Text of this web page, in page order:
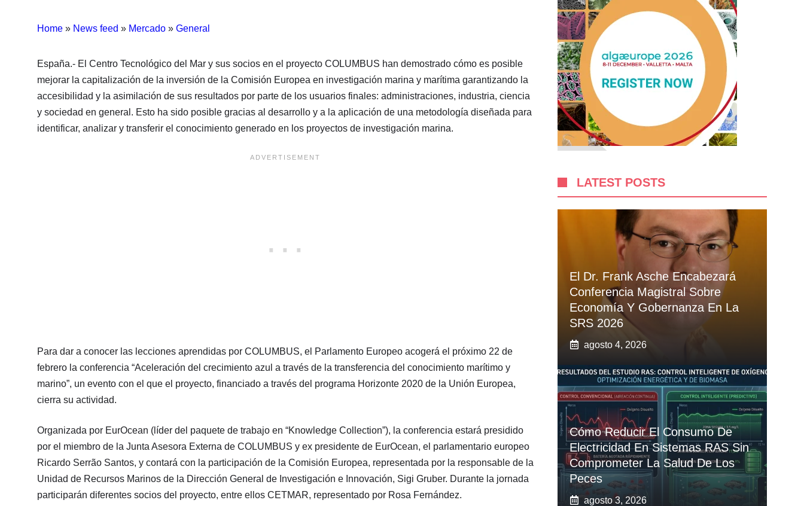
Home » News feed » Mercado » General
España.- El Centro Tecnológico del Mar y sus socios en el proyecto COLUMBUS han demostrado cómo es posible
mejorar la capitalización de la inversión de la Comisión Europea en investigación marina y marítima garantizando la
accesibilidad y la asimilación de sus resultados por parte de los usuarios finales: administraciones, industria, ciencia
y sociedad en general. Esto ha sido posible gracias al desarrollo y a la aplicación de una metodología diseñada para
identificar, analizar y transferir el conocimiento generado en los proyectos de investigación marina.
Para dar a conocer las lecciones aprendidas por COLUMBUS, el Parlamento Europeo acogerá el próximo 22 de
febrero la conferencia “Aceleración del crecimiento azul a través de la transferencia del conocimiento marítimo y
marino”, un evento con el que el proyecto, financiado a través del programa Horizonte 2020 de la Unión Europea,
cierra su actividad.
Organizada por EurOcean (líder del paquete de trabajo en “Knowledge Collection”), la conferencia estará presidido
por el miembro de la Junta Asesora Externa de COLUMBUS y ex presidente de EurOcean, el parlamentario europeo
Ricardo Serrão Santos, y contará con la participación de la Comisión Europea, representada por la responsable de la
Unidad de Recursos Marinos de la Dirección General de Investigación e Innovación, Sigi Gruber. Durante la jornada
participarán diferentes socios del proyecto, entre ellos CETMAR, representado por Rosa Fernández.
LATEST POSTS
El Dr. Frank Asche Encabezará
Conferencia Magistral Sobre
Economía Y Gobernanza En La
SRS 2026
agosto 4, 2026
Cómo Reducir El Consumo De
Electricidad En Sistemas RAS Sin
Comprometer La Salud De Los
Peces
agosto 3, 2026